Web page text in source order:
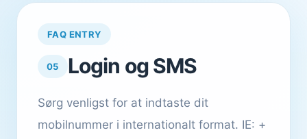
FAQ ENTRY
05 Login og SMS
Sørg venligst for at indtaste dit
mobilnummer i internationalt format. IE: +